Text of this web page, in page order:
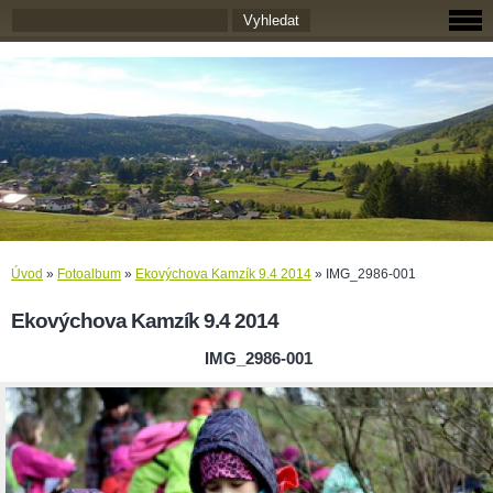
Úvod » Fotoalbum » Ekovýchova Kamzík 9.4 2014 » IMG_2986-001
Ekovýchova Kamzík 9.4 2014
IMG_2986-001